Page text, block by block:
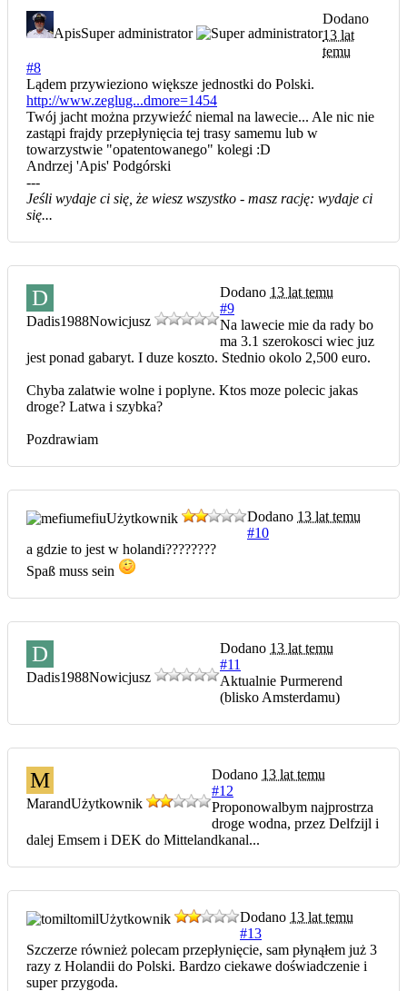
ApisSuper administrator
Dodano
13 lat
temu
#8
Lądem przywieziono większe jednostki do Polski.
http://www.zeglug...dmore=1454
Twój jacht można przywieźć niemal na lawecie... Ale nic nie
zastąpi frajdy przepłynięcia tej trasy samemu lub w
towarzystwie "opatentowanego" kolegi :D
Andrzej 'Apis' Podgórski
---
Jeśli wydaje ci się, że wiesz wszystko - masz rację: wydaje ci
się...
D
Dadis1988Nowicjusz
Dodano 13 lat temu
#9
Na lawecie mie da rady bo
ma 3.1 szerokosci wiec juz
jest ponad gabaryt. I duze koszto. Stednio okolo 2,500 euro.
Chyba zalatwie wolne i poplyne. Ktos moze polecic jakas
droge? Latwa i szybka?
Pozdrawiam
mefiuUżytkownik Dodano 13 lat temu
#10
a gdzie to jest w holandi????????
Spaß muss sein
D
Dadis1988Nowicjusz
Dodano 13 lat temu
#11
Aktualnie Purmerend
(blisko Amsterdamu)
M
MarandUżytkownik
Dodano 13 lat temu
#12
Proponowalbym najprostrza
droge wodna, przez Delfzijl i
dalej Emsem i DEK do Mittelandkanal...
tomilUżytkownik Dodano 13 lat temu
#13
Szczerze również polecam przepłynięcie, sam płynąłem już 3
razy z Holandii do Polski. Bardzo ciekawe doświadczenie i
super przygoda.